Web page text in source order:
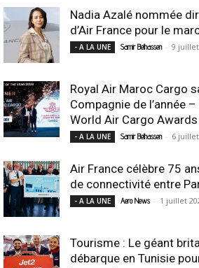
Nadia Azalé nommée
d’Air France pour le
- A LA UNE Samir Belhassen - 9
Royal Air Maroc Cargo
Compagnie de l’année
World Air Cargo Awards
- A LA UNE Samir Belhassen - 6
Air France célèbre 75
de connectivité entre
- A LA UNE Aero News - 1 juillet
Tourisme : Le géant
débarque en Tunisie